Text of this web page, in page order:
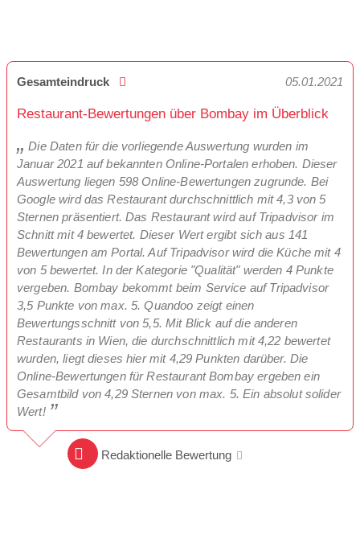
Gesamteindruck 05.01.2021
Restaurant-Bewertungen über Bombay im Überblick
Die Daten für die vorliegende Auswertung wurden im
Januar 2021 auf bekannten Online-Portalen erhoben. Dieser
Auswertung liegen 598 Online-Bewertungen zugrunde. Bei
Google wird das Restaurant durchschnittlich mit 4,3 von 5
Sternen präsentiert. Das Restaurant wird auf Tripadvisor im
Schnitt mit 4 bewertet. Dieser Wert ergibt sich aus 141
Bewertungen am Portal. Auf Tripadvisor wird die Küche mit 4
von 5 bewertet. In der Kategorie "Qualität" werden 4 Punkte
vergeben. Bombay bekommt beim Service auf Tripadvisor
3,5 Punkte von max. 5. Quandoo zeigt einen
Bewertungsschnitt von 5,5. Mit Blick auf die anderen
Restaurants in Wien, die durchschnittlich mit 4,22 bewertet
wurden, liegt dieses hier mit 4,29 Punkten darüber. Die
Online-Bewertungen für Restaurant Bombay ergeben ein
Gesamtbild von 4,29 Sternen von max. 5. Ein absolut solider
Wert!
Redaktionelle Bewertung